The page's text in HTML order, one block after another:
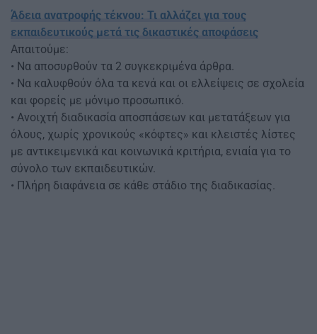
Άδεια ανατροφής τέκνου: Τι αλλάζει για τους
εκπαιδευτικούς μετά τις δικαστικές αποφάσεις
Απαιτούμε:
• Να αποσυρθούν τα 2 συγκεκριμένα άρθρα.
• Να καλυφθούν όλα τα κενά και οι ελλείψεις σε σχολεία
και φορείς με μόνιμο προσωπικό.
• Ανοιχτή διαδικασία αποσπάσεων και μετατάξεων για
όλους, χωρίς χρονικούς «κόφτες» και κλειστές λίστες
με αντικειμενικά και κοινωνικά κριτήρια, ενιαία για το
σύνολο των εκπαιδευτικών.
• Πλήρη διαφάνεια σε κάθε στάδιο της διαδικασίας.